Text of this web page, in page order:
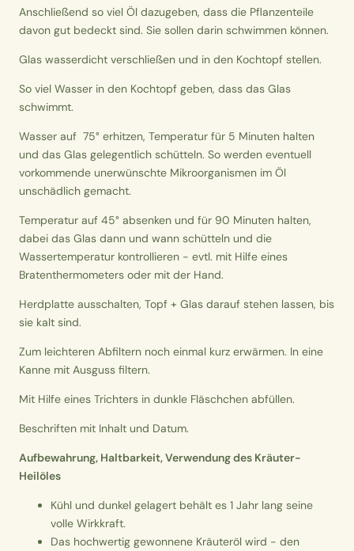
Anschließend so viel Öl dazugeben, dass die Pflanzenteile
davon gut bedeckt sind. Sie sollen darin schwimmen können.
Glas wasserdicht verschließen und in den Kochtopf stellen.
So viel Wasser in den Kochtopf geben, dass das Glas
schwimmt.
Wasser auf 75° erhitzen, Temperatur für 5 Minuten halten
und das Glas gelegentlich schütteln. So werden eventuell
vorkommende unerwünschte Mikroorganismen im Öl
unschädlich gemacht.
Temperatur auf 45° absenken und für 90 Minuten halten,
dabei das Glas dann und wann schütteln und die
Wassertemperatur kontrollieren - evtl. mit Hilfe eines
Bratenthermometers oder mit der Hand.
Herdplatte ausschalten, Topf + Glas darauf stehen lassen, bis
sie kalt sind.
Zum leichteren Abfiltern noch einmal kurz erwärmen. In eine
Kanne mit Ausguss filtern.
Mit Hilfe eines Trichters in dunkle Fläschchen abfüllen.
Beschriften mit Inhalt und Datum.
Aufbewahrung, Haltbarkeit, Verwendung des Kräuter-
Heilöles
Kühl und dunkel gelagert behält es 1 Jahr lang seine
volle Wirkkraft.
Das hochwertig gewonnene Kräuteröl wird - den